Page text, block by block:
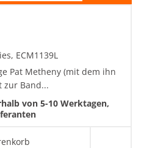
ECM1139L
Pat Metheny (mit dem ihn
zur Band...
von 5-10 Werktagen,